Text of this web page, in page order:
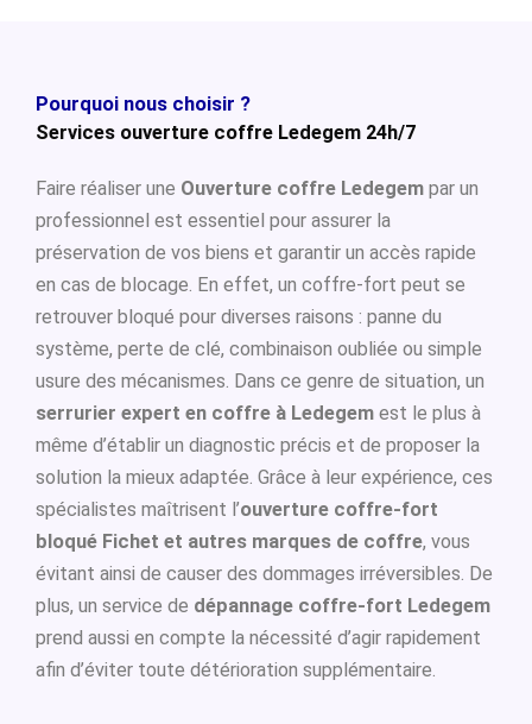
Pourquoi nous choisir ?
Services ouverture coffre Ledegem 24h/7
Faire réaliser une Ouverture coffre Ledegem par un
professionnel est essentiel pour assurer la
préservation de vos biens et garantir un accès rapide
en cas de blocage. En effet, un coffre-fort peut se
retrouver bloqué pour diverses raisons : panne du
système, perte de clé, combinaison oubliée ou simple
usure des mécanismes. Dans ce genre de situation, un
serrurier expert en coffre à Ledegem est le plus à
même d’établir un diagnostic précis et de proposer la
solution la mieux adaptée. Grâce à leur expérience, ces
spécialistes maîtrisent l’ouverture coffre-fort
bloqué Fichet et autres marques de coffre, vous
évitant ainsi de causer des dommages irréversibles. De
plus, un service de dépannage coffre-fort Ledegem
prend aussi en compte la nécessité d’agir rapidement
afin d’éviter toute détérioration supplémentaire.